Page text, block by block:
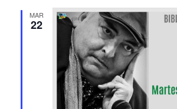
MAR
22